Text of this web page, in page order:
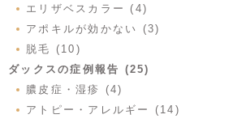
エリザベスカラー (4)
アポキルが効かない (3)
脱毛 (10)
ダックスの症例報告 (25)
膿皮症・湿疹 (4)
アトピー・アレルギー (14)